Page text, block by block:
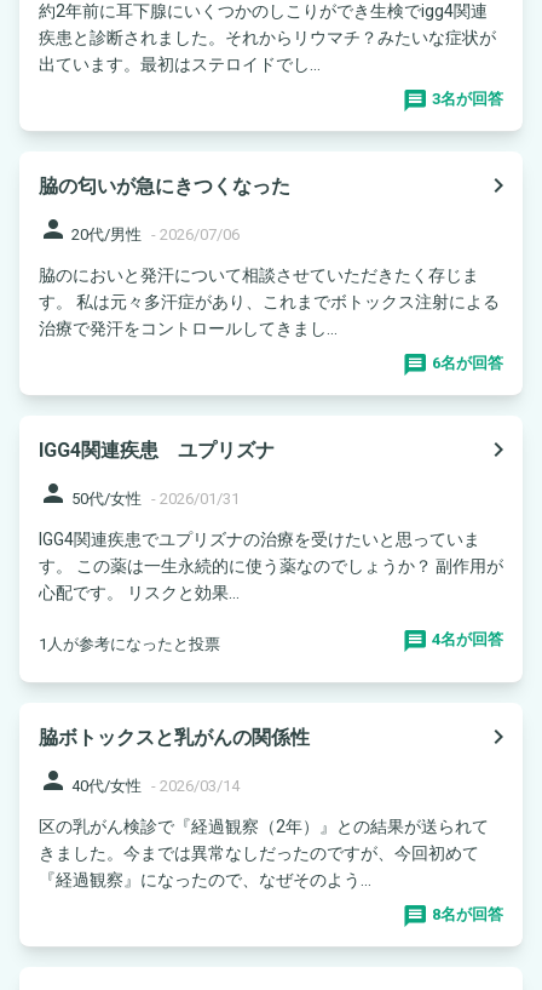
約2年前に耳下腺にいくつかのしこりができ生検でigg4関連
疾患と診断されました。それからリウマチ？みたいな症状が
出ています。最初はステロイドでし...
3名が回答
脇の匂いが急にきつくなった
navigate_next
person 20代/男性 - 2026/07/06
脇のにおいと発汗について相談させていただきたく存じま
す。 私は元々多汗症があり、これまでボトックス注射による
治療で発汗をコントロールしてきまし...
6名が回答
IGG4関連疾患 ユプリズナ
navigate_next
person 50代/女性 - 2026/01/31
IGG4関連疾患でユプリズナの治療を受けたいと思っていま
す。 この薬は一生永続的に使う薬なのでしょうか？ 副作用が
心配です。 リスクと効果...
1人が参考になったと投票 4名が回答
脇ボトックスと乳がんの関係性
navigate_next
person 40代/女性 - 2026/03/14
区の乳がん検診で『経過観察（2年）』との結果が送られて
きました。今までは異常なしだったのですが、今回初めて
『経過観察』になったので、なぜそのよう...
8名が回答